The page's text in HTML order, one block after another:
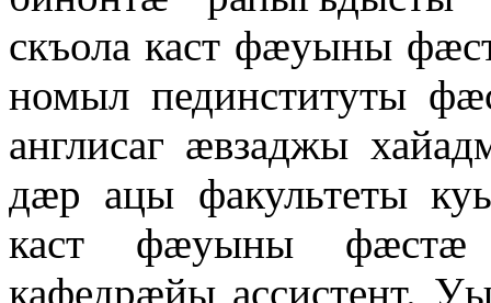
скъола каст фӕуыны
номыл пединституты
англисаг ӕвзаджы
дӕр ацы факультеты
каст фӕуыны фӕстӕ
кафедрӕйы ассистент.